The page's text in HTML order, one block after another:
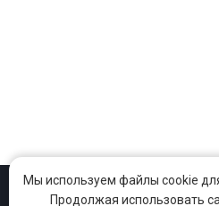
Мы используем файлы cookie
Продолжая использовать